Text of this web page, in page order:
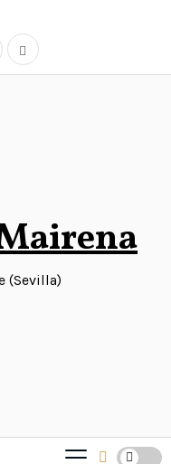
(Sevilla)